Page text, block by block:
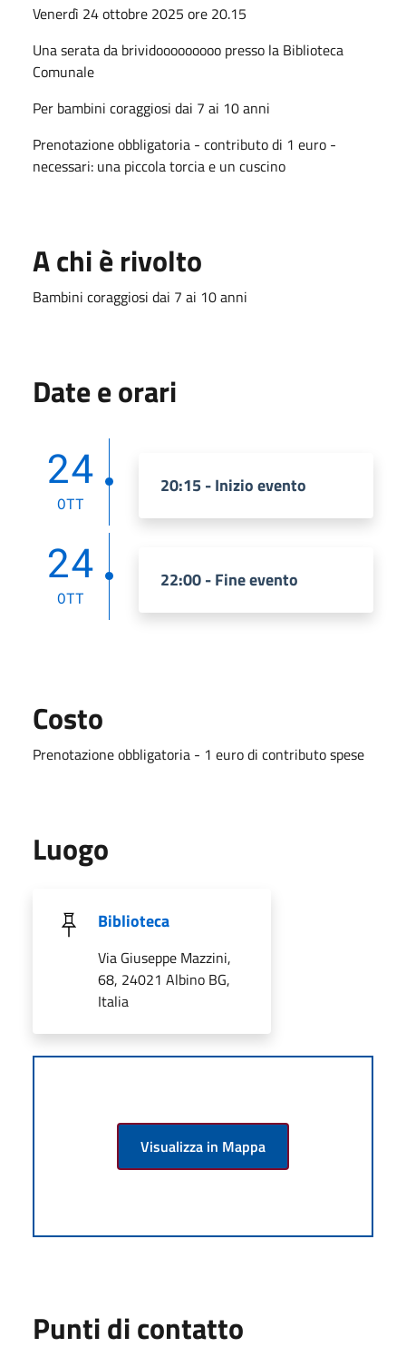
Venerdì 24 ottobre 2025 ore 20.15
Una serata da brividooooooooo presso la Biblioteca
Comunale
Per bambini coraggiosi dai 7 ai 10 anni
Prenotazione obbligatoria - contributo di 1 euro -
necessari: una piccola torcia e un cuscino
A chi è rivolto
Bambini coraggiosi dai 7 ai 10 anni
Date e orari
24
OTT
20:15 - Inizio evento
24
OTT
22:00 - Fine evento
Costo
Prenotazione obbligatoria - 1 euro di contributo spese
Luogo
Biblioteca
Via Giuseppe Mazzini,
68, 24021 Albino BG,
Italia
Visualizza in Mappa
Punti di contatto